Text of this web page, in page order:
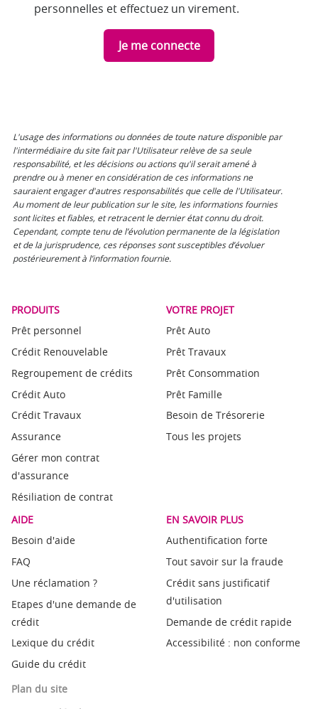
personnelles et effectuez un virement.
Je me connecte
L'usage des informations ou données de toute nature disponible par
l'intermédiaire du site fait par l'Utilisateur relève de sa seule
responsabilité, et les décisions ou actions qu'il serait amené à
prendre ou à mener en considération de ces informations ne
sauraient engager d'autres responsabilités que celle de l'Utilisateur.
Au moment de leur publication sur le site, les informations fournies
sont licites et fiables, et retracent le dernier état connu du droit.
Cependant, compte tenu de l’évolution permanente de la législation
et de la jurisprudence, ces réponses sont susceptibles d’évoluer
postérieurement à l’information fournie.
PRODUITS
Prêt personnel
Crédit Renouvelable
Regroupement de crédits
Crédit Auto
Crédit Travaux
Assurance
Gérer mon contrat
d'assurance
Résiliation de contrat
VOTRE PROJET
Prêt Auto
Prêt Travaux
Prêt Consommation
Prêt Famille
Besoin de Trésorerie
Tous les projets
AIDE
Besoin d'aide
FAQ
Une réclamation ?
Etapes d'une demande de
crédit
Lexique du crédit
Guide du crédit
EN SAVOIR PLUS
Authentification forte
Tout savoir sur la fraude
Crédit sans justificatif
d'utilisation
Demande de crédit rapide
Accessibilité : non conforme
Plan du site